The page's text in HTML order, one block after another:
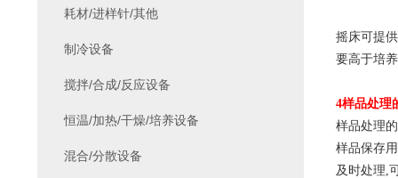
摇床可提
要高于培
4样品处理
样品处理
样品保存
及时处理,
耗材/进样针/其他
制冷设备
搅拌/合成/反应设备
恒温/加热/干燥/培养设备
混合/分散设备